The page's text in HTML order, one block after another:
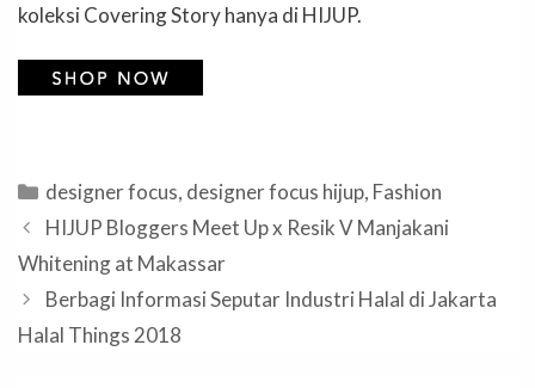
koleksi Covering Story hanya di HIJUP.
Categories
designer focus, designer focus hijup, Fashion
HIJUP Bloggers Meet Up x Resik V Manjakani
Whitening at Makassar
Berbagi Informasi Seputar Industri Halal di Jakarta
Halal Things 2018